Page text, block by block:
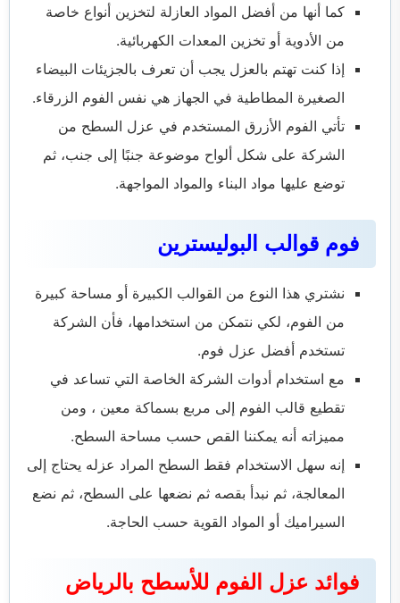
كما أنها من أفضل المواد العازلة لتخزين أنواع خاصة
من الأدوية أو تخزين المعدات الكهربائية.
إذا كنت تهتم بالعزل يجب أن تعرف بالجزيئات البيضاء
الصغيرة المطاطية في الجهاز هي نفس الفوم الزرقاء.
تأتي الفوم الأزرق المستخدم في عزل السطح من
الشركة على شكل ألواح موضوعة جنبًا إلى جنب، ثم
توضع عليها مواد البناء والمواد المواجهة.
فوم قوالب البوليسترين
نشتري هذا النوع من القوالب الكبيرة أو مساحة كبيرة
من الفوم، لكي نتمكن من استخدامها، فأن الشركة
تستخدم أفضل عزل فوم.
مع استخدام أدوات الشركة الخاصة التي تساعد في
تقطيع قالب الفوم إلى مربع بسماكة معين ، ومن
مميزاته أنه يمكننا القص حسب مساحة السطح.
إنه سهل الاستخدام فقط السطح المراد عزله يحتاج إلى
المعالجة، ثم نبدأ بقصه ثم نضعها على السطح، ثم نضع
السيراميك أو المواد القوية حسب الحاجة.
فوائد عزل الفوم للأسطح بالرياض